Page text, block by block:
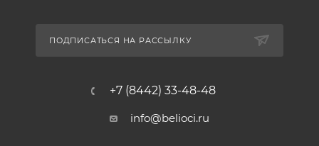
ПОДПИСАТЬСЯ НА РАССЫЛКУ
+7 (8442) 33-48-48
info@belioci.ru